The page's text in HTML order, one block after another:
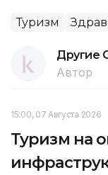
Туризм
Другие
Автор
15:00, 07 Августа 2026
Туризм на